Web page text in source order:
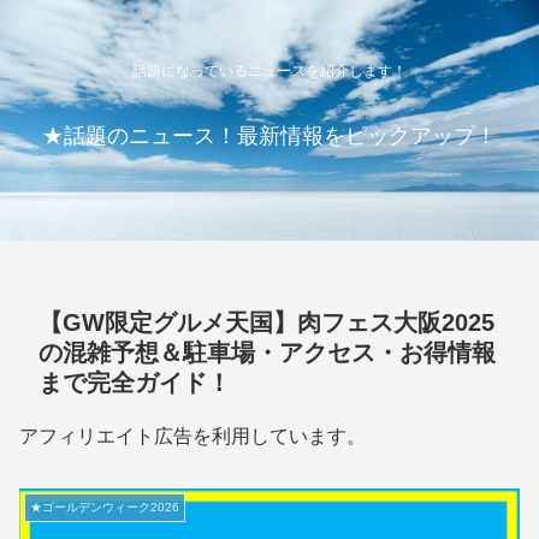
話題になっているニュースを紹介します！
★話題のニュース！最新情報をピックアップ！
【GW限定グルメ天国】肉フェス大阪2025
の混雑予想＆駐車場・アクセス・お得情報
まで完全ガイド！
アフィリエイト広告を利用しています。
★ゴールデンウィーク2026